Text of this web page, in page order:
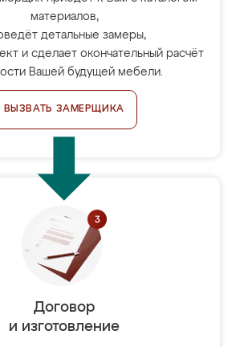
материалов,
детальные замеры,
и сделает окончательный расчёт
Вашей будущей мебели.
ВЫЗВАТЬ ЗАМЕРЩИКА
Договор
и изготовление